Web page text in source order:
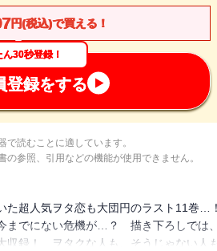
円(税込)で買える！
ん30秒登録！
登録をする
読むことに適しています。
参照、引用などの機能が使用できません。
た超人気ヲタ恋も大団円のラスト11巻
までにない危機が…？ 描き下ろしでは
収録！ ヲタクな人も、そうじゃない人